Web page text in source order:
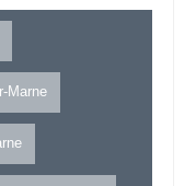
Marne